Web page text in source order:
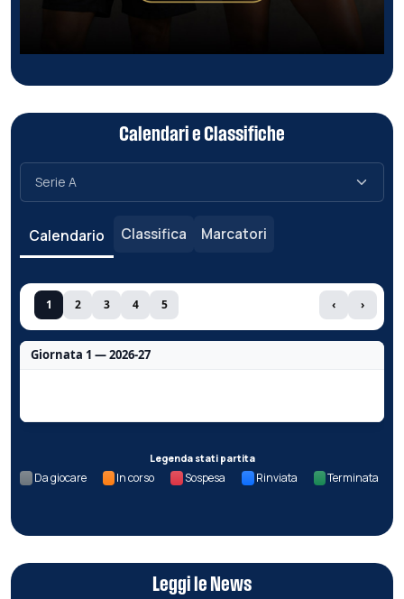
Calendari e Classifiche
Calendario Classifica Marcatori
1 2 3 4 5 ‹ ›
Giornata 1 — 2026-27
Legenda stati partita
Da giocare In corso Sospesa Rinviata Terminata
Leggi le News